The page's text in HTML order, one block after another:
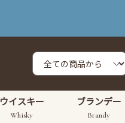
ウイスキー
Whisky
ブランデー
Brandy